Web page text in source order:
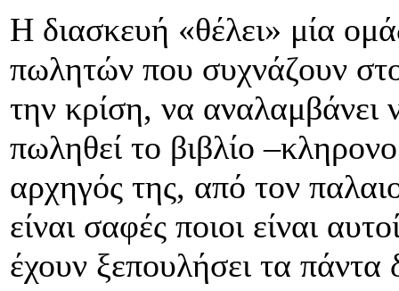
Η διασκευή «θέλει» μία
πωλητών που συχνάζουν
την κρίση, να αναλαμβάνει
πωληθεί το βιβλίο
αρχηγός της, από τον
είναι σαφές ποιοι είναι
έχουν ξεπουλήσει τα